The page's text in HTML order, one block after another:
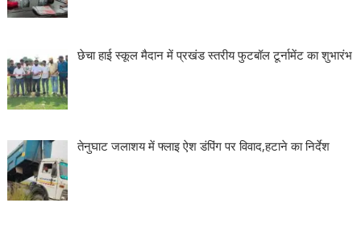
छेचा हाई स्कूल मैदान में प्रखंड स्तरीय फुटबॉल टूर्नामेंट का शुभारंभ
तेनुघाट जलाशय में फ्लाइ ऐश डंपिंग पर विवाद,हटाने का निर्देश